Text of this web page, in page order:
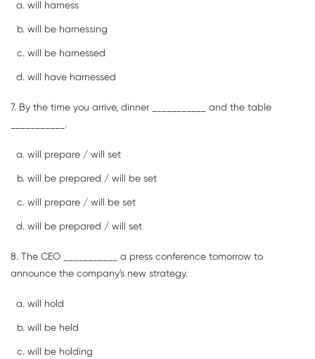
will harness
will be harnessing
will be harnessed
will have harnessed
7. By the time you arrive, dinner ___________ and the table
___________.
will prepare / will set
will be prepared / will be set
will prepare / will be set
will be prepared / will set
8. The CEO ___________ a press conference tomorrow to
announce the company's new strategy.
will hold
will be held
will be holding